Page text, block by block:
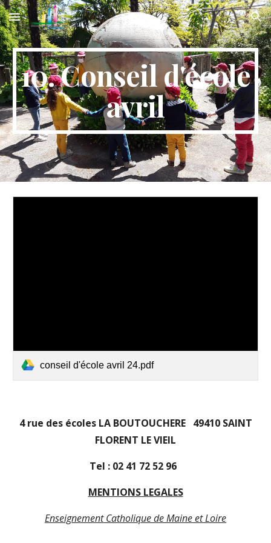
Skip to main content Skip to navigation
10. Conseil d'école
avril
conseil d'école avril 24.pdf
4 rue des écoles LA BOUTOUCHERE 49410 SAINT
FLORENT LE VIEIL
Tel : 02 41 72 52 96
MENTIONS LEGALES
Enseignement Catholique de Maine et Loire